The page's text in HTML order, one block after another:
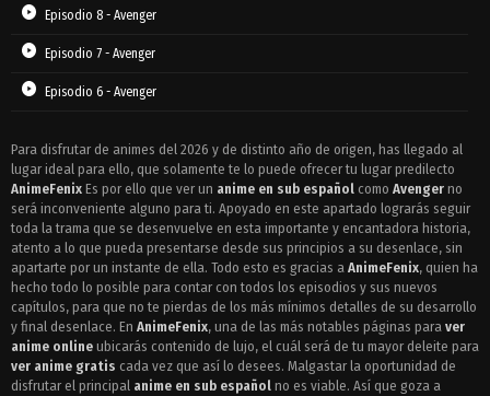
Episodio 8 - Avenger
Episodio 7 - Avenger
Episodio 6 - Avenger
Episodio 4 - Avenger
Episodio 3 - Avenger
Episodio 2 - Avenger
Episodio 1 - Avenger
Para disfrutar de animes del 2026 y de distinto año de origen, has llegado al
lugar ideal para ello, que solamente te lo puede ofrecer tu lugar predilecto
AnimeFenix Es por ello que ver un anime en sub español como Avenger no
será inconveniente alguno para ti. Apoyado en este apartado lograrás seguir
toda la trama que se desenvuelve en esta importante y encantadora historia,
atento a lo que pueda presentarse desde sus principios a su desenlace, sin
apartarte por un instante de ella. Todo esto es gracias a AnimeFenix, quien ha
hecho todo lo posible para contar con todos los episodios y sus nuevos
capítulos, para que no te pierdas de los más mínimos detalles de su desarrollo
y final desenlace. En AnimeFenix, una de las más notables páginas para ver
anime online ubicarás contenido de lujo, el cuál será de tu mayor deleite para
ver anime gratis cada vez que así lo desees. Malgastar la oportunidad de
disfrutar el principal anime en sub español no es viable. Así que goza a